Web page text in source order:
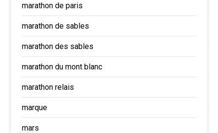
marathon de paris
marathon de sables
marathon des sables
marathon du mont blanc
marathon relais
marque
mars